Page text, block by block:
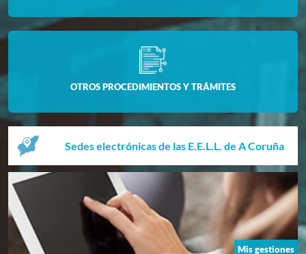
OTROS PROCEDIMIENTOS Y TRÁMITES
Sedes electrónicas de las E.E.L.L. de A Coruña
Mis gestiones